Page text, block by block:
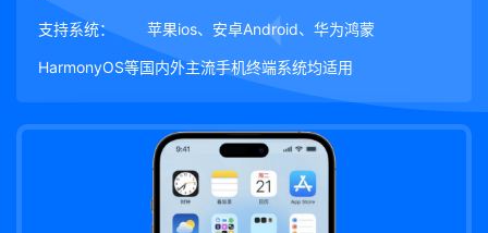
支持系统： 苹果ios、安卓Android、华为鸿蒙
HarmonyOS等国内外主流手机终端系统均适用